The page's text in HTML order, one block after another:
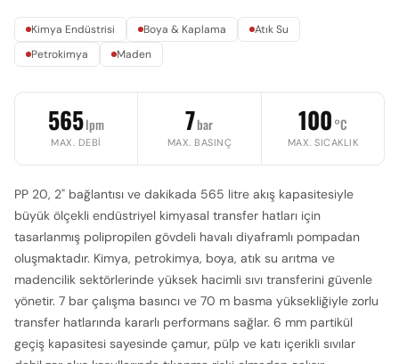
Kimya Endüstrisi Boya & Kaplama
Atık Su
Petrokimya
Maden
565lpm
MAX. DEBI
7bar
MAX. BASINÇ
100°C
MAX. SICAKLIK
PP 20, 2" bağlantısı ve dakikada 565 litre akış kapasitesiyle
büyük ölçekli endüstriyel kimyasal transfer hatları için
tasarlanmış polipropilen gövdeli havalı diyaframlı pompadan
oluşmaktadır. Kimya, petrokimya, boya, atık su arıtma ve
madencilik sektörlerinde yüksek hacimli sıvı transferini güvenle
yönetir. 7 bar çalışma basıncı ve 70 m basma yüksekliğiyle zorlu
transfer hatlarında kararlı performans sağlar. 6 mm partikül
geçiş kapasitesi sayesinde çamur, pülp ve katı içerikli sıvılar